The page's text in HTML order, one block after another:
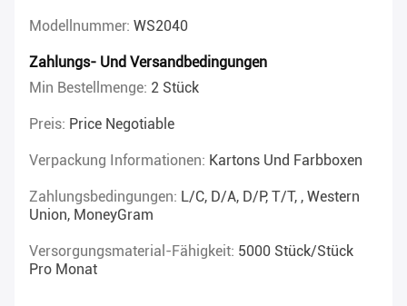
Modellnummer: WS2040
Zahlungs- Und Versandbedingungen
Min Bestellmenge: 2 Stück
Preis: Price Negotiable
Verpackung Informationen: Kartons Und Farbboxen
Zahlungsbedingungen: L/C, D/A, D/P, T/T, , Western
Union, MoneyGram
Versorgungsmaterial-Fähigkeit: 5000 Stück/Stück
Pro Monat